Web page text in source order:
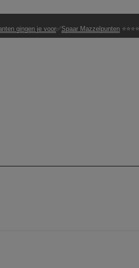
gingen je voor✅Spaar Mazzelpunten